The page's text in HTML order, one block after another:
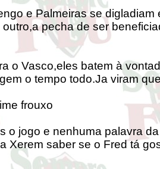
e Palmeiras se digladiam
pecha de ser
o Vasco,eles batem à
o tempo todo.Ja viram
frouxo
o jogo e nenhuma palavra
Xerem saber se o Fred tá